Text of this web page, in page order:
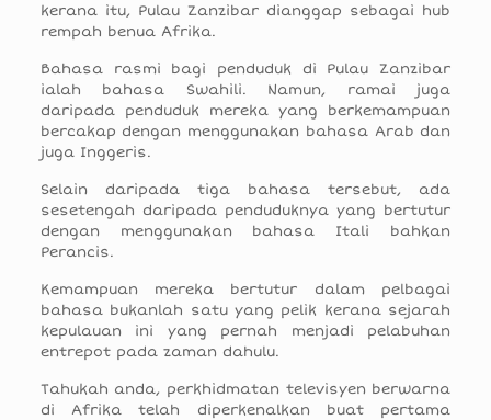
kerana itu, Pulau Zanzibar dianggap sebagai hub
rempah benua Afrika.
Bahasa rasmi bagi penduduk di Pulau Zanzibar
ialah bahasa Swahili. Namun, ramai juga
daripada penduduk mereka yang berkemampuan
bercakap dengan menggunakan bahasa Arab dan
juga Inggeris.
Selain daripada tiga bahasa tersebut, ada
sesetengah daripada penduduknya yang bertutur
dengan menggunakan bahasa Itali bahkan
Perancis.
Kemampuan mereka bertutur dalam pelbagai
bahasa bukanlah satu yang pelik kerana sejarah
kepulauan ini yang pernah menjadi pelabuhan
entrepot pada zaman dahulu.
Tahukah anda, perkhidmatan televisyen berwarna
di Afrika telah diperkenalkan buat pertama